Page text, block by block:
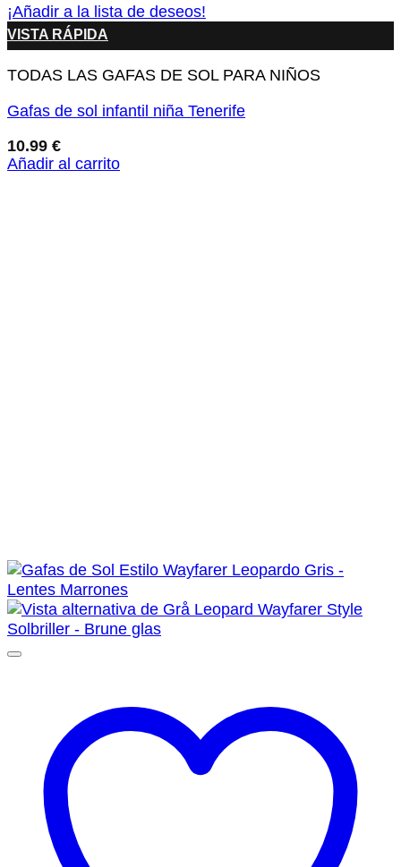
¡Añadir a la lista de deseos!
VISTA RÁPIDA
TODAS LAS GAFAS DE SOL PARA NIÑOS
Gafas de sol infantil niña Tenerife
10.99 €
Añadir al carrito